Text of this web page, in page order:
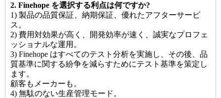
2. Finehope を選択する利点は何ですか?
1) 製品の品質保証、納期保証、優れたアフターサービ
ス。
2) 費用対効果が高く、開発効率が速く、誠実なプロフェ
ッショナルな運用。
3) Finehope はすべてのテスト分析を実施し、その後、品
質基準に関する紛争を減らすためにテスト基準を策定し
ます。
顧客もメーカーも。
4) 無駄のない生産管理モード。